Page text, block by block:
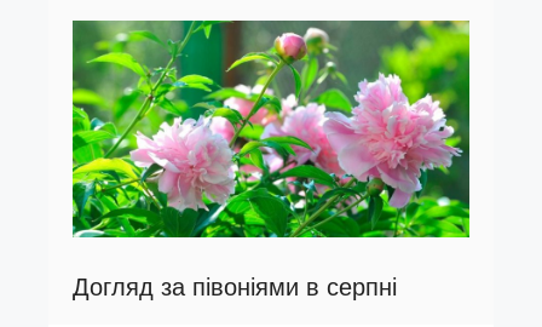
Догляд за півоніями в серпні